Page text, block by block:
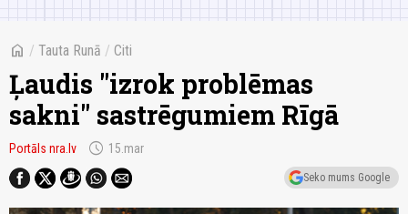
home / Tauta Runā / Citi
Ļaudis "izrok problēmas
sakni" sastrēgumiem Rīgā
Portāls nra.lv schedule 15.mar
Seko mums Google